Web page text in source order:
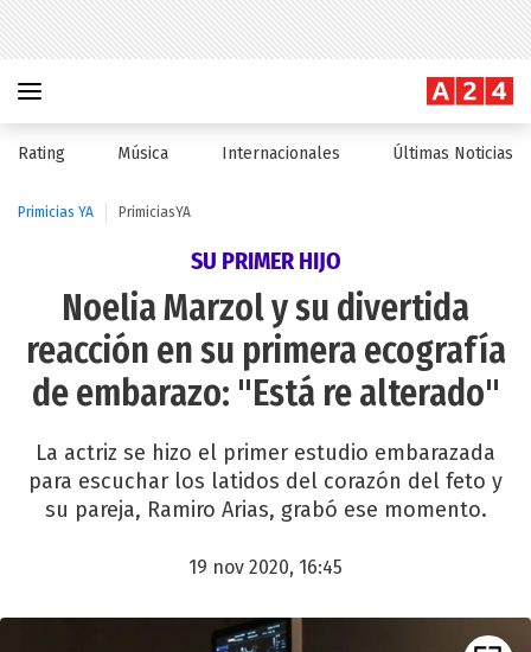
Rating Música Internacionales Últimas Noticias
Primicias YA PrimiciasYA
SU PRIMER HIJO
Noelia Marzol y su divertida
reacción en su primera ecografía
de embarazo: "Está re alterado"
La actriz se hizo el primer estudio embarazada
para escuchar los latidos del corazón del feto y
su pareja, Ramiro Arias, grabó ese momento.
19 nov 2020, 16:45